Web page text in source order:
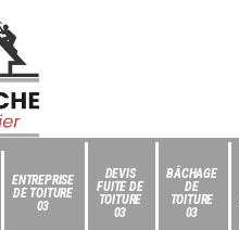
ENTREPRISE
DE TOITURE
03
DEVIS
FUITE DE
TOITURE
03
BÂCHAGE
DE
TOITURE
03